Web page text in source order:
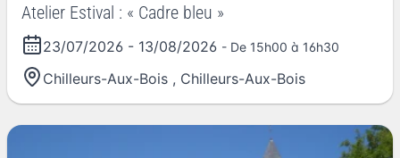
Atelier Estival : « Cadre bleu »
23/07/2026 - 13/08/2026 - De 15h00 à 16h30
Chilleurs-Aux-Bois , Chilleurs-Aux-Bois